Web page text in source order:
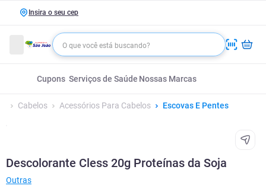
Insira o seu cep
Cupons Serviços de Saúde Nossas Marcas
Cabelos Acessórios Para Cabelos Escovas E Pentes
Descolorante Cless 20g Proteínas da Soja
Outras